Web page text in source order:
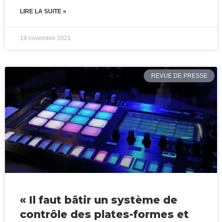
LIRE LA SUITE »
19 novembre 2021
REVUE DE PRESSE
« Il faut bâtir un système de
contrôle des plates-formes et